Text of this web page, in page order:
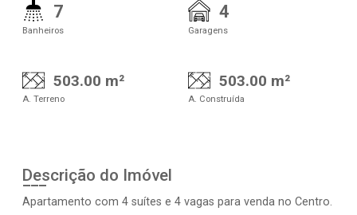
7
Banheiros
4
Garagens
503.00 m²
A. Terreno
503.00 m²
A. Construída
Descrição do Imóvel
Apartamento com 4 suítes e 4 vagas para venda no Centro.